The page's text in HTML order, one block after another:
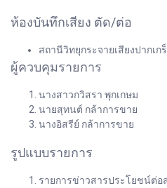
ห้องบันทึกเสียง ตัด/ต่อ
สถานีวิทยุกระจายเสียงปากเก
ผู้ควบคุมรายการ
นางสาวกวิสรา พุกเกษม
นายสุทนต์ กล้าการขาย
นางอิสรีย์ กล้าการขาย
รูปแบบรายการ
รายการข่าวสารประโยชน์ต่อ